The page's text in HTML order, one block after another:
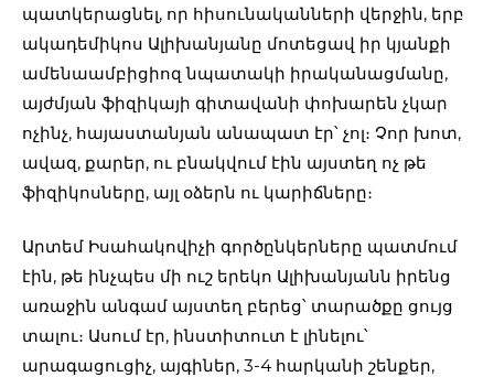
պատկերացնել, որ հիսունականների վերջին, երբ
ակադեմիկոս Ալիխանյանը մոտեցավ իր կյանքի
ամենաամբիցիոզ նպատակի իրականացմանը,
այժմյան ֆիզիկայի գիտավանի փոխարեն չկար
ոչինչ, հայաստանյան անապատ էր՝ չոլ։ Չոր խոտ,
ավազ, քարեր, ու բնակվում էին այստեղ ոչ թե
ֆիզիկոսները, այլ օձերն ու կարիճները։
Արտեմ Իսահակովիչի գործընկերները պատմում
էին, թե ինչպես մի ուշ երեկո Ալիխանյանն իրենց
առաջին անգամ այստեղ բերեց՝ տարածքը ցույց
տալու։ Ասում էր, ինստիտուտ է լինելու՝
արագացուցիչ, այգիներ, 3-4 հարկանի շենքեր,